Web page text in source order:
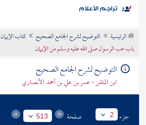
موضوعي
تراجم الأعلام
الرئيسية التوضيح لشرح الجامع الصحيح
كتاب الإيمان
باب حب الرسول صلى الله عليه وسلم من الإيمان
التوضيح لشرح الجامع الصحيح
ابن الملقن - عمر بن علي بن أحمد الأنصاري
جزء 2 صفحة 513